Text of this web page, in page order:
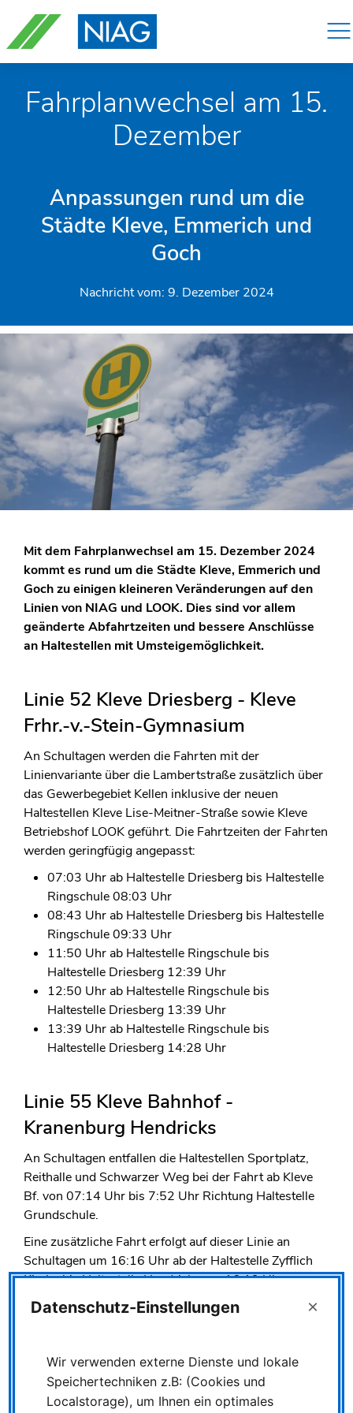
überspringen
Fahrplanwechsel am 15.
Dezember
Anpassungen rund um die
Städte Kleve, Emmerich und
Goch
Nachricht vom: 9. Dezember 2024
Mit dem Fahrplanwechsel am 15. Dezember 2024
kommt es rund um die Städte Kleve, Emmerich und
Goch zu einigen kleineren Veränderungen auf den
Linien von NIAG und LOOK. Dies sind vor allem
geänderte Abfahrtzeiten und bessere Anschlüsse
an Haltestellen mit Umsteigemöglichkeit.
Linie 52 Kleve Driesberg - Kleve
Frhr.-v.-Stein-Gymnasium
An Schultagen werden die Fahrten mit der
Linienvariante über die Lambertstraße zusätzlich über
das Gewerbegebiet Kellen inklusive der neuen
Haltestellen Kleve Lise-Meitner-Straße sowie Kleve
Betriebshof LOOK geführt. Die Fahrtzeiten der Fahrten
werden geringfügig angepasst:
07:03 Uhr ab Haltestelle Driesberg bis Haltestelle
Ringschule 08:03 Uhr
08:43 Uhr ab Haltestelle Driesberg bis Haltestelle
Ringschule 09:33 Uhr
11:50 Uhr ab Haltestelle Ringschule bis
Haltestelle Driesberg 12:39 Uhr
12:50 Uhr ab Haltestelle Ringschule bis
Haltestelle Driesberg 13:39 Uhr
13:39 Uhr ab Haltestelle Ringschule bis
Haltestelle Driesberg 14:28 Uhr
Linie 55 Kleve Bahnhof -
Kranenburg Hendricks
An Schultagen entfallen die Haltestellen Sportplatz,
Reithalle und Schwarzer Weg bei der Fahrt ab Kleve
Bf. von 07:14 Uhr bis 7:52 Uhr Richtung Haltestelle
Grundschule.
Eine zusätzliche Fahrt erfolgt auf dieser Linie an
Schultagen um 16:16 Uhr ab der Haltestelle Zyfflich
Kirche bis Haltestelle Hendricks um 16:19 Uhr.
Emmerich Kapaunenberg
Die Haltestelle Realschule in Fahrtrichtung Emmerich
Bahnhof entfällt.
Datenschutz-Einstellungen ×
Wir verwenden externe Dienste und lokale
Speichertechniken z.B: (Cookies und
Localstorage), um Ihnen ein optimales